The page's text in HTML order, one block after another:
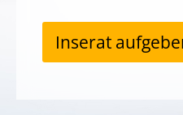
Inserat